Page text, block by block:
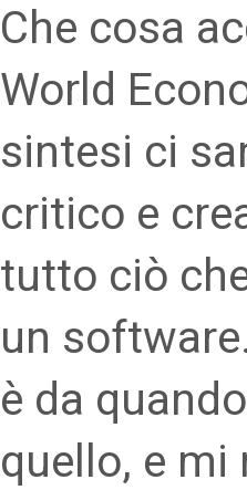
Che cosa
World
sintesi ci
critico e
tutto ciò
un
è da
quello, e